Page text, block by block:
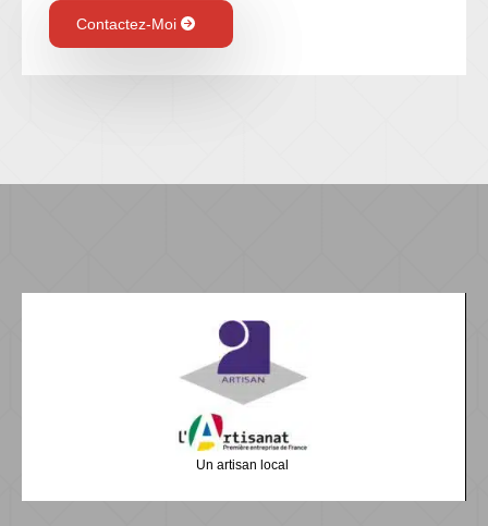
Contactez-Moi
Un artisan local